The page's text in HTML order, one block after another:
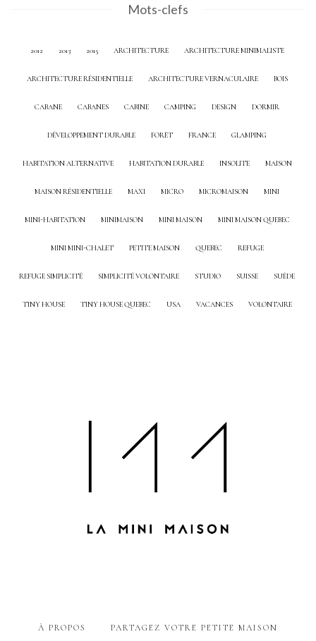
Mots-clefs
2012 2013 2015 ARCHITECTURE ARCHITECTURE MINIMALISTE
ARCHITECTURE RÉSIDENTIELLE ARCHITECTURE VERNACULAIRE BOIS
CABANE CABANES CABINE CAMPING DESIGN DORMIR
DÉVELOPPEMENT DURABLE FORÊT FRANCE GLAMPING
HABITATION ALTERNATIVE HABITATION DURABLE INSOLITE MAISON
MAISON RÉSIDENTIELLE MAXI MICRO MICROMAISON MINI
MINI-HABITATION MINIMAISON MINI MAISON MINI MAISON QUEBEC
MINI MINI-CHALET PETITE MAISON QUEBEC REFUGE
REFUGE SIMPLICITÉ SIMPLICITÉ VOLONTAIRE STUDIO SUISSE SUÈDE
TINY HOUSE TINY HOUSE QUEBEC USA VACANCES VOLONTAIRE
À PROPOS PARTAGEZ VOTRE PETITE MAISON